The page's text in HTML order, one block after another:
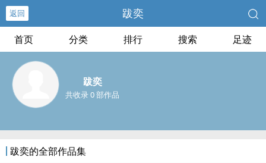
返回 跋奕
首页 分类 排行 搜索 足迹
跋奕
共收录 0 部作品
跋奕的全部作品集